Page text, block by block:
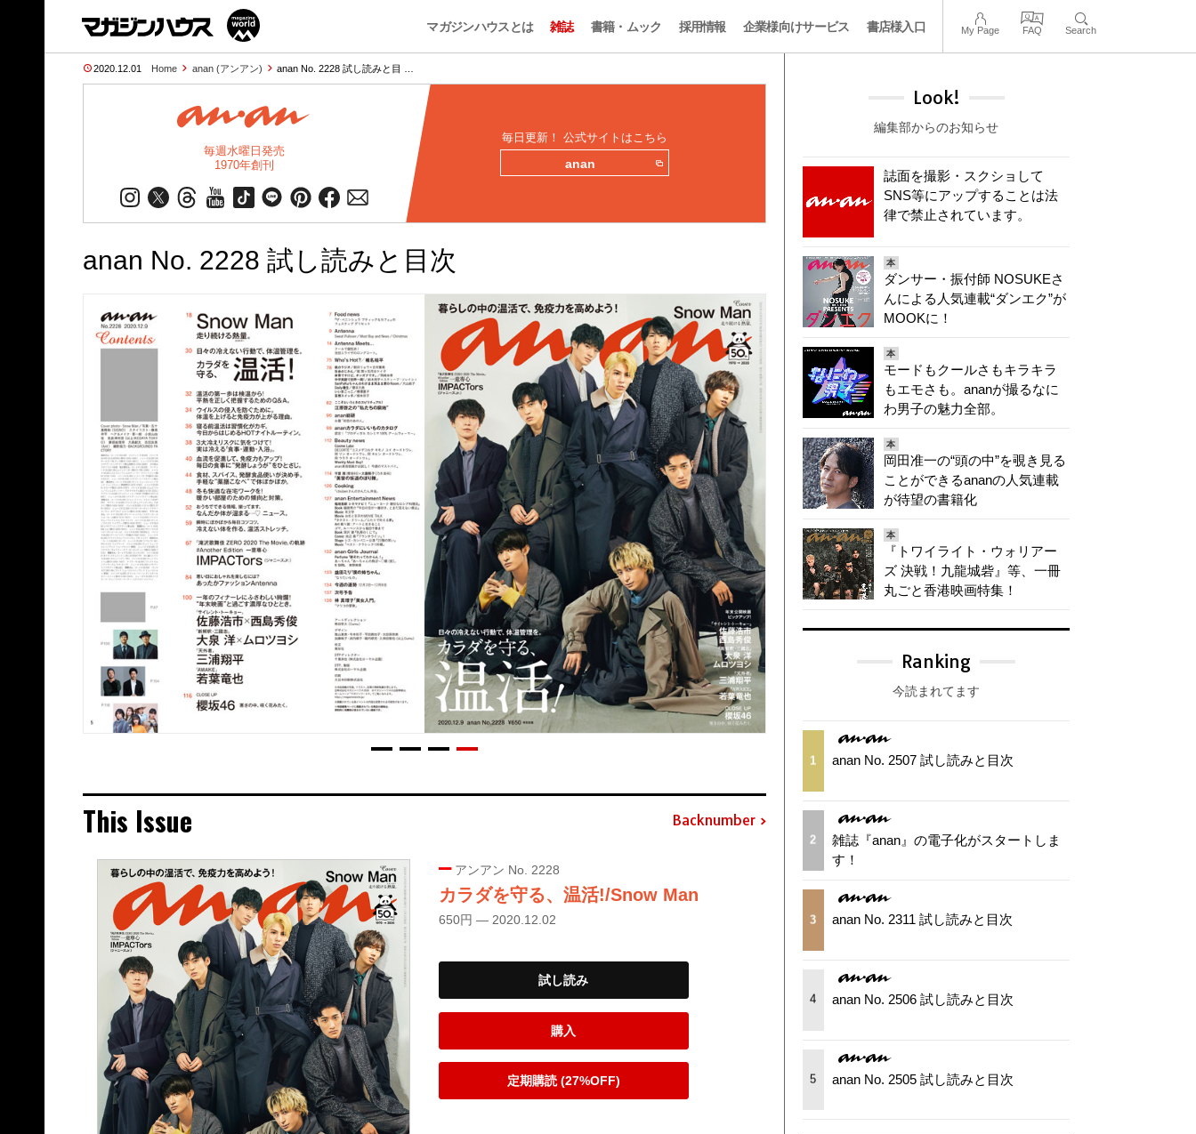
マガジンハウスとは 雑誌 書籍・ムック 採用情報 企業様向けサービス 書店様入口 My Page FAQ Search
2020.12.01 Home anan (アンアン) anan No. 2228 試し読みと目 …
毎週水曜日発売
1970年創刊
毎日更新！ 公式サイトはこちら
anan
anan No. 2228 試し読みと目次
This Issue Backnumber
アンアン No. 2228
カラダを守る、温活!/Snow Man
650円 — 2020.12.02
試し読み
購入
定期購読 (27%OFF)
Look!
編集部からのお知らせ
誌面を撮影・スクショして
SNS等にアップすることは法
律で禁止されています。
本
ダンサー・振付師 NOSUKEさ
んによる人気連載“ダンエク”が
MOOKに！
本
モードもクールさもキラキラ
もエモさも。ananが撮るなに
わ男子の魅力全部。
本
岡田准一の“頭の中”を覗き見る
ことができるananの人気連載
が待望の書籍化
本
『トワイライト・ウォリアー
ズ 決戦！九龍城砦』等、一冊
丸ごと香港映画特集！
Ranking
今読まれてます
1 anan No. 2507 試し読みと目次
2
雑誌『anan』の電子化がスタートしま
す！
3 anan No. 2311 試し読みと目次
4 anan No. 2506 試し読みと目次
5 anan No. 2505 試し読みと目次